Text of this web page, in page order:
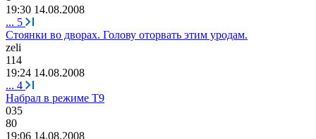
19:30 14.08.2008
... 5
Стоянки во дворах. Голову оторвать этим уродам.
zeli
114
19:24 14.08.2008
... 4
Набрал в режиме Т9
035
80
19:06 14.08.2008